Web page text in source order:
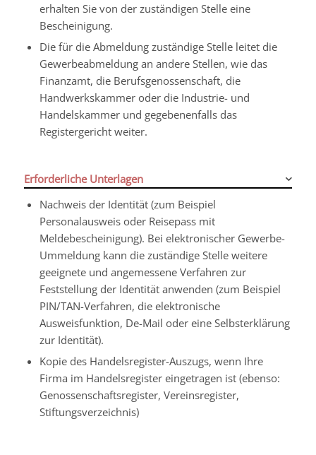
erhalten Sie von der zuständigen Stelle eine
Bescheinigung.
Die für die Abmeldung zuständige Stelle leitet die
Gewerbeabmeldung an andere Stellen, wie das
Finanzamt, die Berufsgenossenschaft, die
Handwerkskammer oder die Industrie- und
Handelskammer und gegebenenfalls das
Registergericht weiter.
Erforderliche Unterlagen
Nachweis der Identität (zum Beispiel
Personalausweis oder Reisepass mit
Meldebescheinigung). Bei elektronischer Gewerbe-
Ummeldung kann die zuständige Stelle weitere
geeignete und angemessene Verfahren zur
Feststellung der Identität anwenden (zum Beispiel
PIN/TAN-Verfahren, die elektronische
Ausweisfunktion, De-Mail oder eine Selbsterklärung
zur Identität).
Kopie des Handelsregister-Auszugs, wenn Ihre
Firma im Handelsregister eingetragen ist (ebenso:
Genossenschaftsregister, Vereinsregister,
Stiftungsverzeichnis)